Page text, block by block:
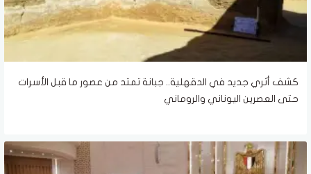
كشف أثري جديد في الدقهلية.. جبانة تمتد من عصور ما قبل الأسرات
حتى العصرين اليوناني والروماني